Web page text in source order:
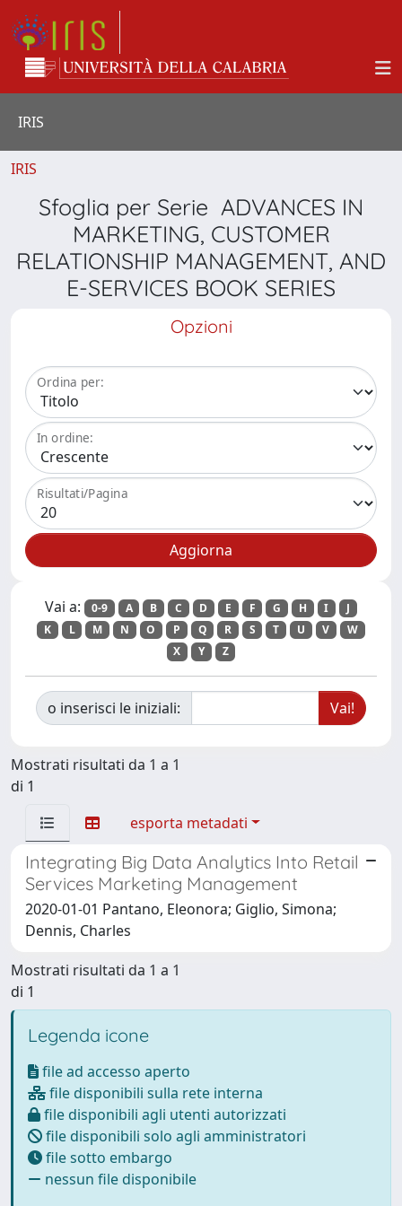
IRIS
IRIS
Sfoglia per Serie ADVANCES IN
MARKETING, CUSTOMER
RELATIONSHIP MANAGEMENT, AND
E-SERVICES BOOK SERIES
Opzioni
Ordina per:
In ordine:
Risultati/Pagina
Vai a: 0-9 A B C D E F G H I
J
K
L M N O P Q R S T U V
W
X
Y Z
o inserisci le iniziali:
Mostrati risultati da 1 a 1
di 1
esporta metadati
Integrating Big Data Analytics Into Retail
Services Marketing Management
2020-01-01 Pantano, Eleonora; Giglio, Simona;
Dennis, Charles
Mostrati risultati da 1 a 1
di 1
Legenda icone
file ad accesso aperto
file disponibili sulla rete interna
file disponibili agli utenti autorizzati
file disponibili solo agli amministratori
file sotto embargo
nessun file disponibile